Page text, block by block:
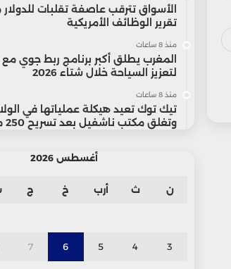
الأسواق تترقب عاصفة تقلبات للدولار
تقرير الوظائف الأمريكية
منذ 8 ساعات
المغرب يطلق أكبر برنامج ربط جوي مع
لتعزيز السياحة خلال شتاء 2026
منذ 8 ساعات
تيك توك تعيد هيكلة عملياتها في
وتغلق مكتب ناشفيل بعد تسريح 250 موظفاً
أغسطس 2026
ن ث أرب خ ج
3
4
5
6
7